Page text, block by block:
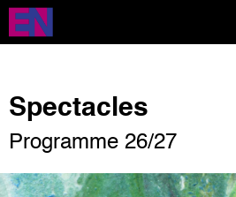
Aller
contenu
Spectacles
Programme 26/27